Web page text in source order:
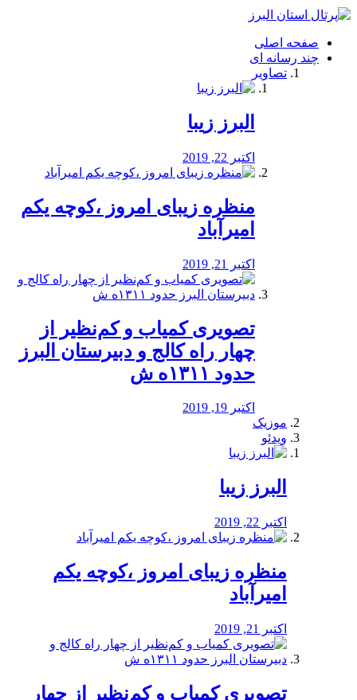
فصد
شرق
تهران
خشکشویی
صفحه اصلی
چند رسانه ای
تصاویر
البرز زیبا
اکتبر 22, 2019
منظره‌‌ زیبای امروز ،کوچه یکم
امیرآباد
اکتبر 21, 2019
️تصویری کمیاب و کم‌نظیر از
چهار راه كالج و دبيرستان البرز
حدود ۱۳۱۱ه ش
اکتبر 19, 2019
موزیک
ویدئو
البرز زیبا
اکتبر 22, 2019
منظره‌‌ زیبای امروز ،کوچه یکم
امیرآباد
اکتبر 21, 2019
️تصویری کمیاب و کم‌نظیر از چهار